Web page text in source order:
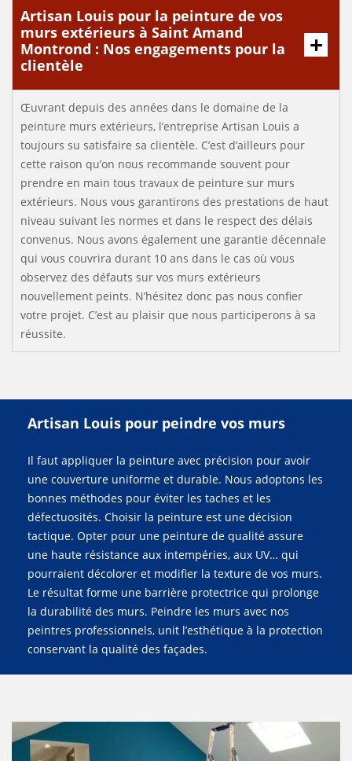
Artisan Louis pour la peinture de vos
murs extérieurs à Saint Amand
Montrond : Nos engagements pour la
clientèle
Œuvrant depuis des années dans le domaine de la
peinture murs extérieurs, l’entreprise Artisan Louis a
toujours su satisfaire sa clientèle. C’est d’ailleurs pour
cette raison qu’on nous recommande souvent pour
prendre en main tous travaux de peinture sur murs
extérieurs. Nous vous garantirons des prestations de haut
niveau suivant les normes et dans le respect des délais
convenus. Nous avons également une garantie décennale
qui vous couvrira durant 10 ans dans le cas où vous
observez des défauts sur vos murs extérieurs
nouvellement peints. N’hésitez donc pas nous confier
votre projet. C’est au plaisir que nous participerons à sa
réussite.
Artisan Louis pour peindre vos murs
Il faut appliquer la peinture avec précision pour avoir
une couverture uniforme et durable. Nous adoptons les
bonnes méthodes pour éviter les taches et les
défectuosités. Choisir la peinture est une décision
tactique. Opter pour une peinture de qualité assure
une haute résistance aux intempéries, aux UV… qui
pourraient décolorer et modifier la texture de vos murs.
Le résultat forme une barrière protectrice qui prolonge
la durabilité des murs. Peindre les murs avec nos
peintres professionnels, unit l’esthétique à la protection
conservant la qualité des façades.